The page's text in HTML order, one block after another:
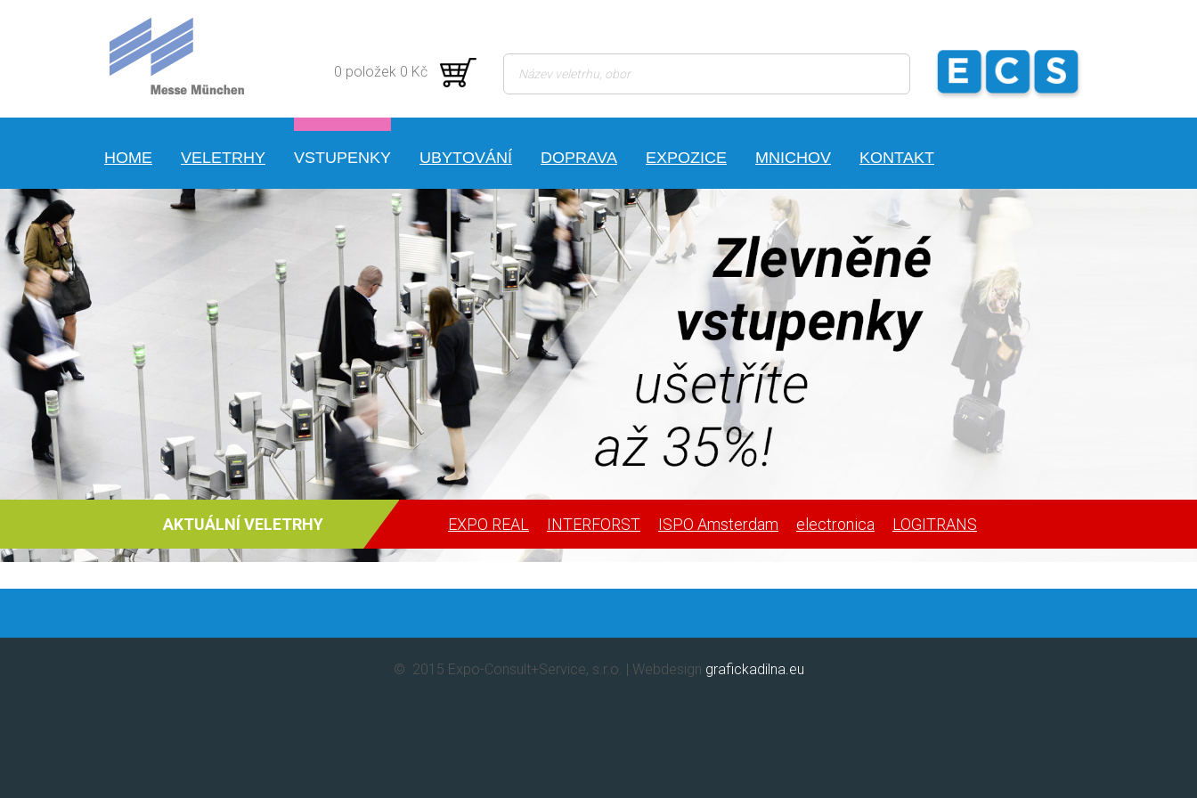
0 položek 0 Kč
HOME VELETRHY VSTUPENKY UBYTOVÁNÍ DOPRAVA EXPOZICE MNICHOV KONTAKT
AKTUÁLNÍ VELETRHY EXPO REAL INTERFORST ISPO Amsterdam electronica LOGITRANS
© 2015 Expo-Consult+Service, s.r.o. | Webdesign grafickadilna.eu